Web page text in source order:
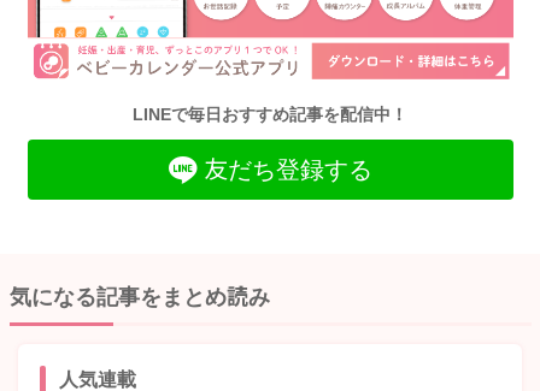
LINEで毎日おすすめ記事を配信中！
友だち登録する
気になる記事をまとめ読み
人気連載